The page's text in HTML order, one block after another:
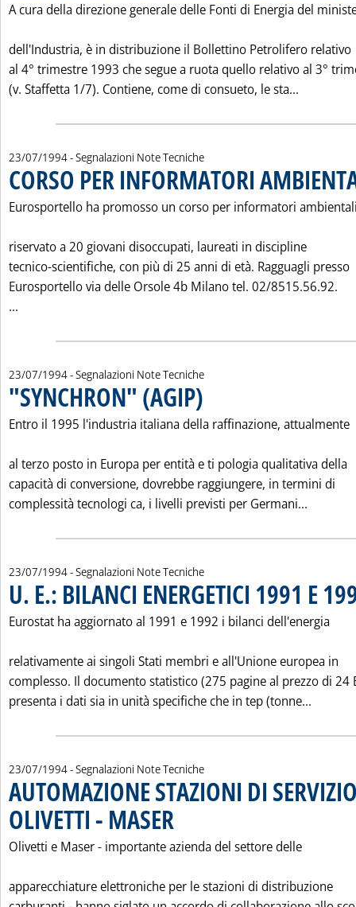
A cura della direzione generale delle Fonti di Energia del
dell'Industria, è in distribuzione il Bollettino Petrolifero relativo
al 4° trimestre 1993 che segue a ruota quello relativo al 3°
(v. Staffetta 1/7). Contiene, come di consueto, le sta...
23/07/1994- Segnalazioni Note Tecniche
CORSO PER INFORMATORI
Eurosportello ha promosso un corso per informatori
riservato a 20 giovani disoccupati, laureati in discipline
tecnico-scientifiche, con più di 25 anni di età. Ragguagli presso
Eurosportello via delle Orsole 4b Milano tel. 02/8515.56.92.
...
23/07/1994- Segnalazioni Note Tecniche
"SYNCHRON" (AGIP)
Entro il 1995 l'industria italiana della raffinazione, attualmente
al terzo posto in Europa per entità e ti pologia qualitativa della
capacità di conversione, dovrebbe raggiungere, in termini di
complessità tecnologi ca, i livelli previsti per Germani...
23/07/1994- Segnalazioni Note Tecniche
U. E.: BILANCI ENERGETICI 1991 E
Eurostat ha aggiornato al 1991 e 1992 i bilanci dell'energia
relativamente ai singoli Stati membri e all'Unione europea in
complesso. Il documento statistico (275 pagine al prezzo di 24
presenta i dati sia in unità specifiche che in tep (tonne...
23/07/1994- Segnalazioni Note Tecniche
AUTOMAZIONE STAZIONI DI
OLIVETTI - MASER
Olivetti e Maser - importante azienda del settore delle
apparecchiature elettroniche per le stazioni di distribuzione